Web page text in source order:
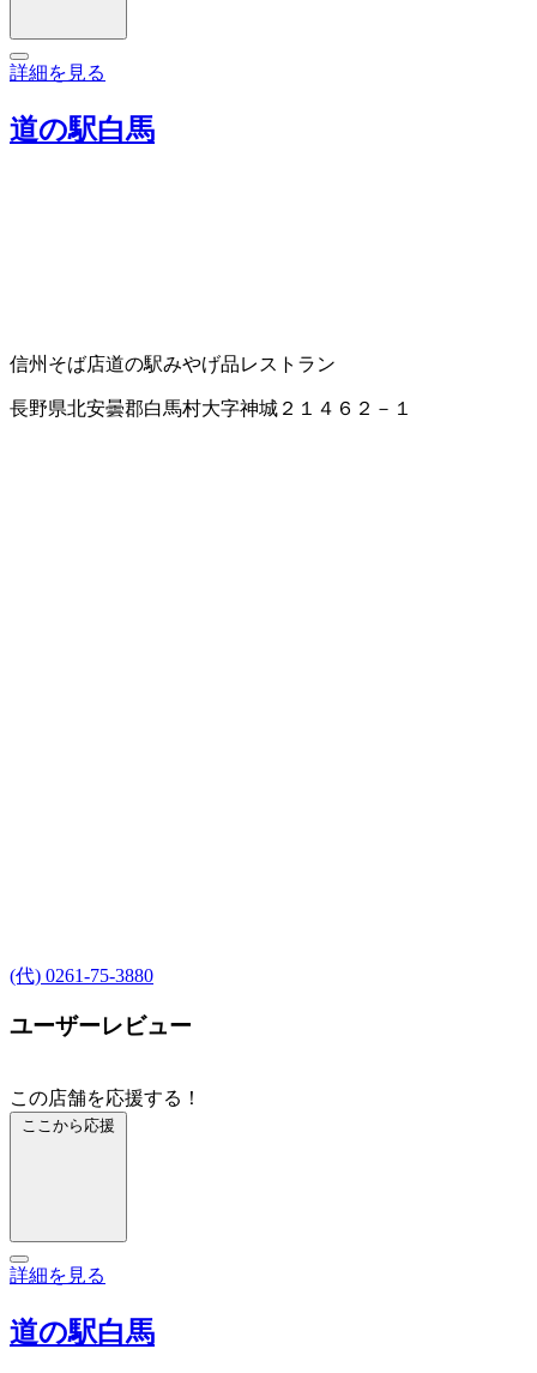
詳細を見る
道の駅白馬
信州そば店道の駅みやげ品レストラン
長野県北安曇郡白馬村大字神城２１４６２－１
(代) 0261-75-3880
ユーザーレビュー
この店舗を応援する！
ここから応援
詳細を見る
道の駅白馬